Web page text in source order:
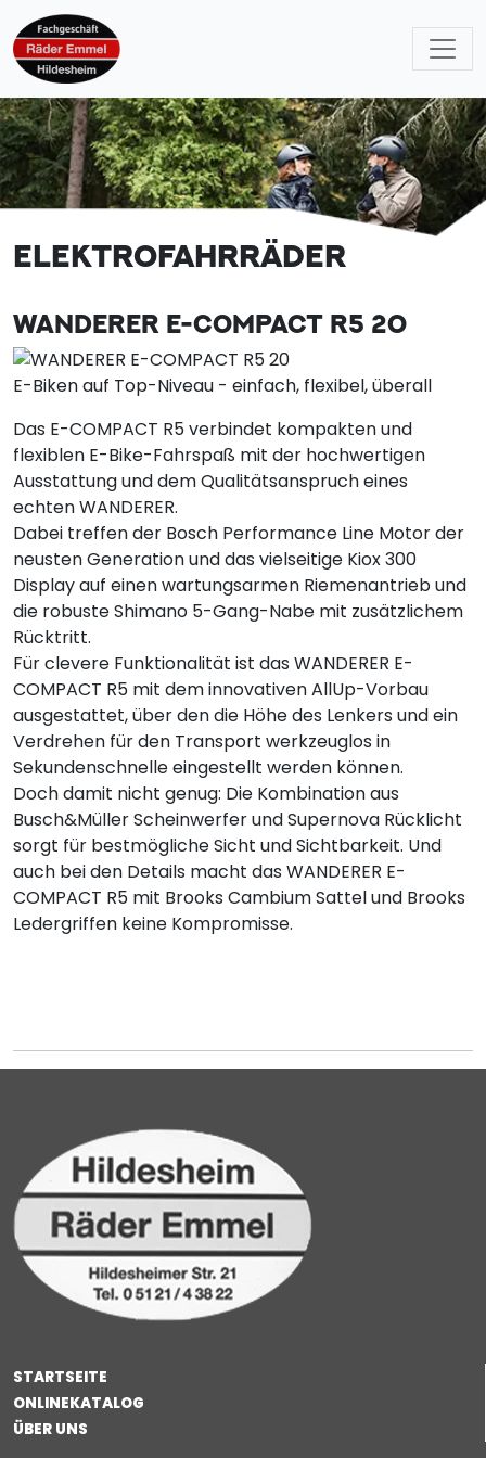
ELEKTROFAHRRÄDER
WANDERER E-COMPACT R5 20
E-Biken auf Top-Niveau - einfach, flexibel, überall
Das E-COMPACT R5 verbindet kompakten und
flexiblen E-Bike-Fahrspaß mit der hochwertigen
Ausstattung und dem Qualitätsanspruch eines
echten WANDERER.
Dabei treffen der Bosch Performance Line Motor der
neusten Generation und das vielseitige Kiox 300
Display auf einen wartungsarmen Riemenantrieb und
die robuste Shimano 5-Gang-Nabe mit zusätzlichem
Rücktritt.
Für clevere Funktionalität ist das WANDERER E-
COMPACT R5 mit dem innovativen AllUp-Vorbau
ausgestattet, über den die Höhe des Lenkers und ein
Verdrehen für den Transport werkzeuglos in
Sekundenschnelle eingestellt werden können.
Doch damit nicht genug: Die Kombination aus
Busch&Müller Scheinwerfer und Supernova Rücklicht
sorgt für bestmögliche Sicht und Sichtbarkeit. Und
auch bei den Details macht das WANDERER E-
COMPACT R5 mit Brooks Cambium Sattel und Brooks
Ledergriffen keine Kompromisse.
STARTSEITE
ONLINEKATALOG
ÜBER UNS